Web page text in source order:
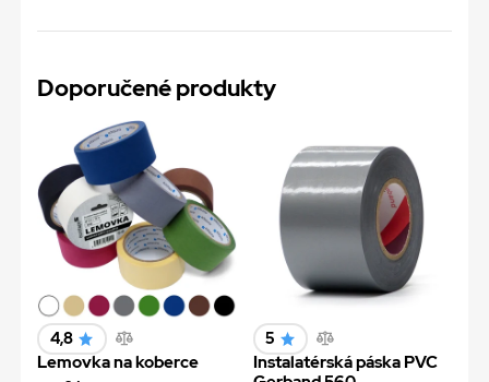
Doporučené produkty
4,8
Lemovka na koberce
5
Instalatérská páska PVC